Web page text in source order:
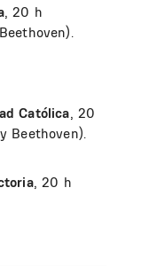
, 20 h
Católica, 20
Beethoven).
, 20 h